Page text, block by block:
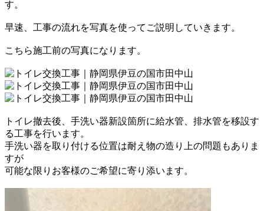
す。
早速、工事の流れを写真を使ってご説明していきます。
こちら施工前の写真になります。
トイレ撤去後、手洗い器新設箇所に給水管、排水管を移設す
る工事を行います。
手洗い器を取り付ける位置は耐え物の造り上の問題もありま
すが
可能な限りお客様のご希望に寄り添います。